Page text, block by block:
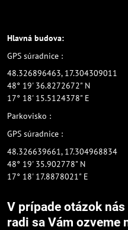
Hlavná budova:
GPS súradnice :
48.326896463, 17.304309011
48° 19' 36.8272672" N
17° 18' 15.5124378" E
Parkovisko :
GPS súradnice :
48.326639661, 17.304968834
48° 19' 35.902778" N
17° 18' 17.8878021" E
V prípade otázok
radi sa Vám ozveme